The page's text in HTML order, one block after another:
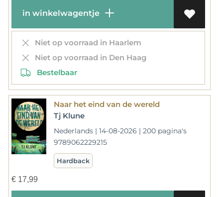
in winkelwagentje
Niet op voorraad in Haarlem
Niet op voorraad in Den Haag
Bestelbaar
Naar het eind van de wereld
Tj Klune
Nederlands | 14-08-2026 | 200 pagina's
9789062229215
Hardback
€17,99